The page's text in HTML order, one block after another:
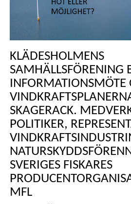
KLÄDESHOLMENS
SAMHÄLLSFÖRENING
INFORMATIONSMÖTE
SKAGERACK.
POLITIKER,
SVERIGES FISKARES
MFL